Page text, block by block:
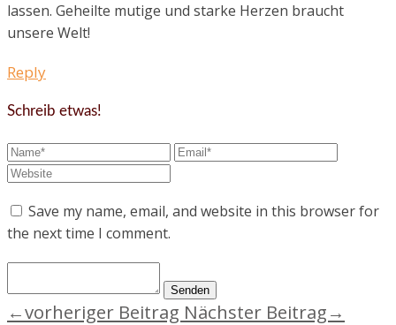
lassen. Geheilte mutige und starke Herzen braucht
unsere Welt!
Reply
Schreib etwas!
Save my name, email, and website in this browser for
the next time I comment.
←vorheriger Beitrag Nächster Beitrag→